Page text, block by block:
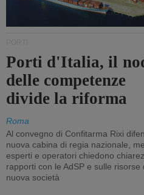
Porti d'Italia, il
delle competenze
divide la riforma
Roma
Al convegno di Confitarma Rixi
nuova cabina di regia nazionale,
esperti e operatori chiedono
rapporti con le AdSP e sulle risorse
nuova società